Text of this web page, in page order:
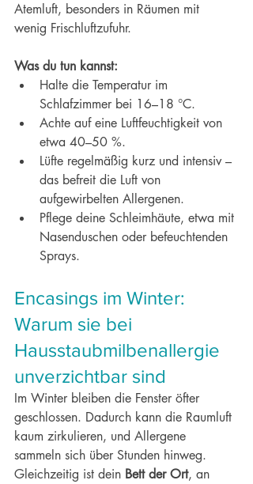
Atemluft, besonders in Räumen mit
wenig Frischluftzufuhr.
Was du tun kannst:
Halte die Temperatur im
Schlafzimmer bei 16–18 °C.
Achte auf eine Luftfeuchtigkeit von
etwa 40–50 %.
Lüfte regelmäßig kurz und intensiv –
das befreit die Luft von
aufgewirbelten Allergenen.
Pflege deine Schleimhäute, etwa mit
Nasenduschen oder befeuchtenden
Sprays.
Encasings im Winter:
Warum sie bei
Hausstaubmilbenallergie
unverzichtbar sind
Im Winter bleiben die Fenster öfter
geschlossen. Dadurch kann die Raumluft
kaum zirkulieren, und Allergene
sammeln sich über Stunden hinweg.
Gleichzeitig ist dein Bett der Ort, an